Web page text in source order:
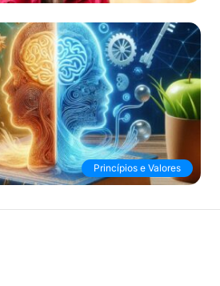
Princípios e Valores